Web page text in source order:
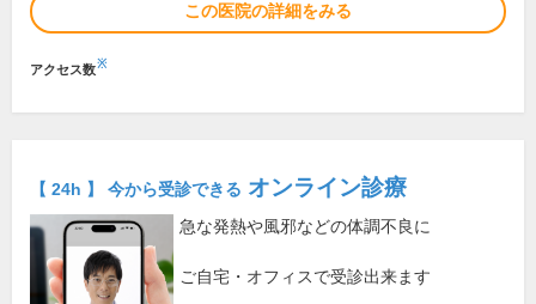
この医院の詳細をみる
アクセス数※
【 24h 】 今から受診できる オンライン診療
急な発熱や風邪などの体調不良に
ご自宅・オフィスで受診出来ます